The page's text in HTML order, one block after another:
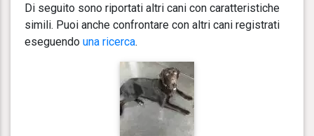
Di seguito sono riportati altri cani con caratteristiche
simili. Puoi anche confrontare con altri cani registrati
eseguendo una ricerca.